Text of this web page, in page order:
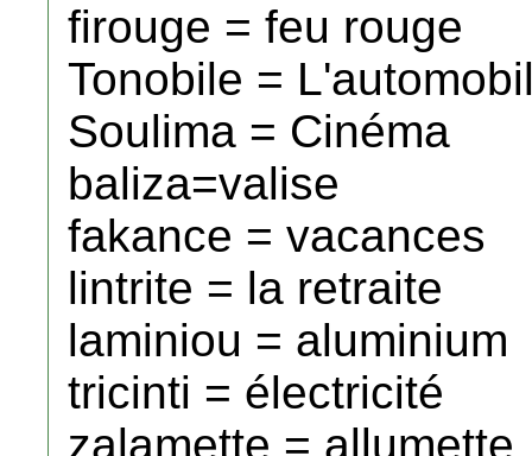
firouge = feu rouge
Tonobile =
Soulima = Cinéma
baliza=valise
fakance = vacances
lintrite = la retraite
laminiou = aluminium
tricinti = électricité
zalamette = allumette